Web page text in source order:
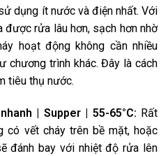
dụng ít nước và điện nhất. Với
được rửa lâu hơn, sạch hơn nhờ
hoạt động không cần nhiều
chương trình khác. Đây là cách
tiêu thụ nước.
| Supper | 55-65°C: Rất
có vết cháy trên bề mặt, hoặc
đánh bay với nhiệt độ rửa lên